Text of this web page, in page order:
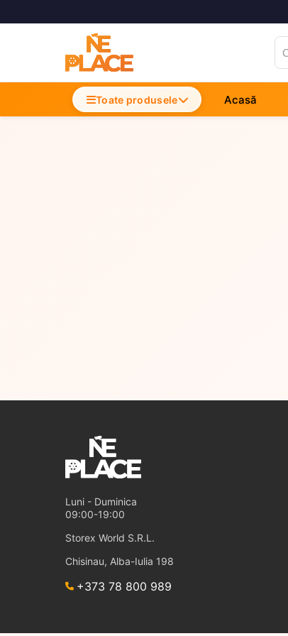
Accesorii Telefoane
Incarcatoare Telefon
Toate produsele Acasă
Luni - Duminica
09:00-19:00
Storex World S.R.L.
Chisinau, Alba-Iulia 198
+373 78 800 989